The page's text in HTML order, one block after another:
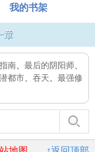
我的书架
章
南 最后的阴阳师
都市 吞天
最强修